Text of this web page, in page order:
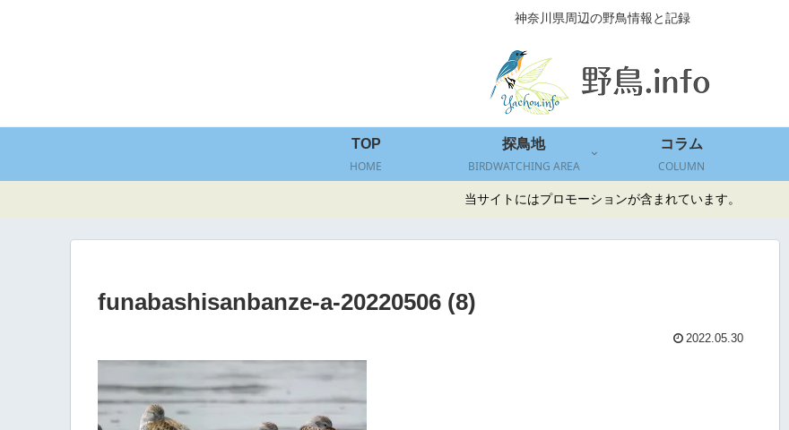
神奈川県周辺の野鳥情報と記録
TOP
HOME
探鳥地
BIRDWATCHING AREA
コラム
COLUMN
当サイトにはプロモーションが含まれています。
funabashisanbanze-a-20220506 (8)
2022.05.30